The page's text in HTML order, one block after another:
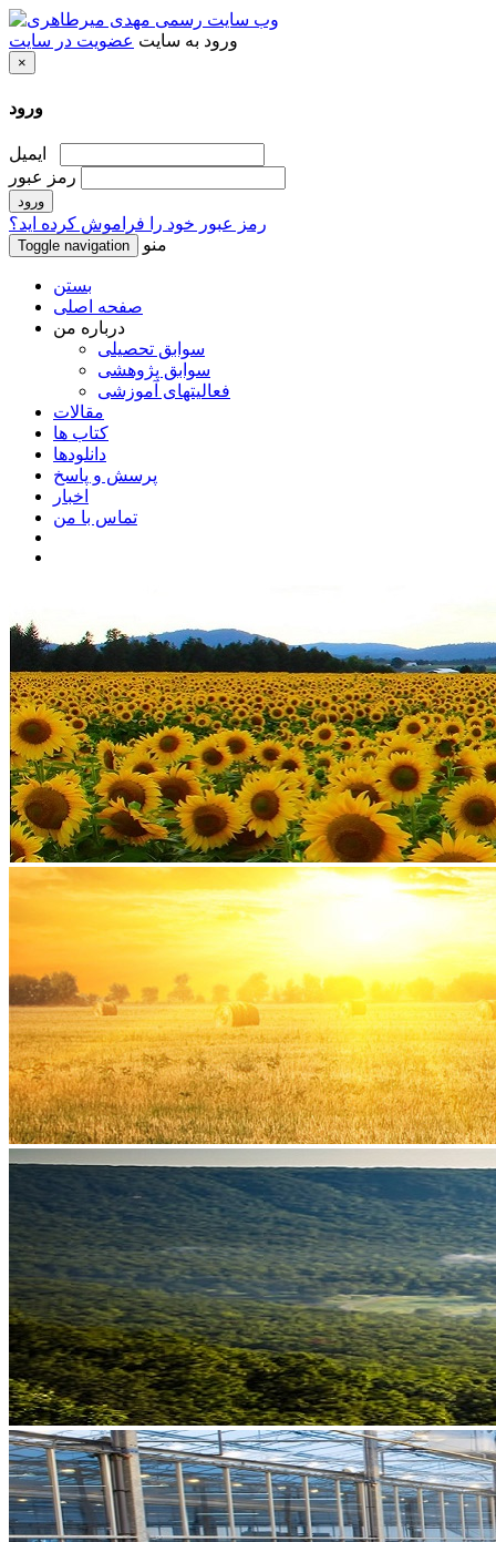
ورود به سایت عضویت در سایت
×
ورود
رمز عبور
رمز عبور خود را فراموش کرده اید؟
Toggle navigation منو
بستن
صفحه اصلی
درباره من
سوابق تحصیلی
سوابق پژوهشی
فعالیتهای آموزشی
مقالات
کتاب ها
دانلودها
پرسش و پاسخ
اخبار
تماس با من